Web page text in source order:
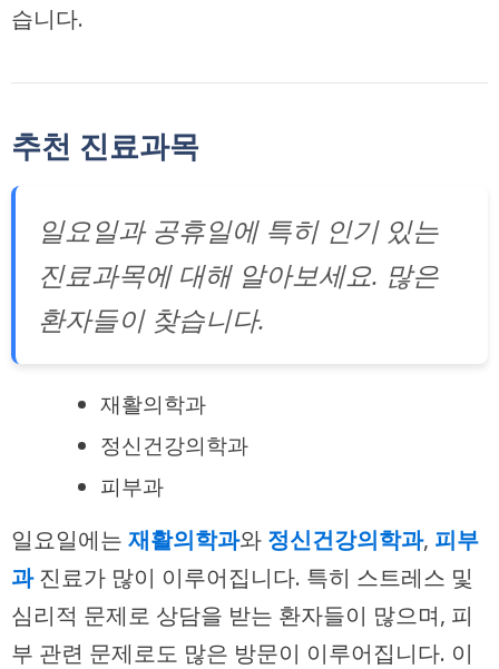
습니다.
추천 진료과목
일요일과 공휴일에 특히 인기 있는
진료과목에 대해 알아보세요. 많은
환자들이 찾습니다.
재활의학과
정신건강의학과
피부과
일요일에는 재활의학과와 정신건강의학과, 피부
과진료가 많이 이루어집니다. 특히 스트레스 및
심리적 문제로 상담을 받는 환자들이 많으며, 피
부 관련 문제로도 많은 방문이 이루어집니다. 이